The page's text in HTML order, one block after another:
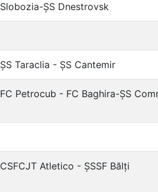
Slobozia-ȘS Dnestrovsk
ȘS Taraclia - ȘS Cantemir
FC Petrocub - FC Baghira-ȘS
CSFCJT Atletico - ȘSSF Bălți